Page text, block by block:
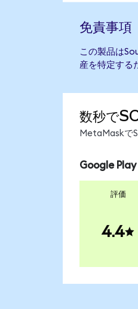
免責事項
この製品は
産を特定する
数秒で
MetaMaskで
Google Play
評価
4.4